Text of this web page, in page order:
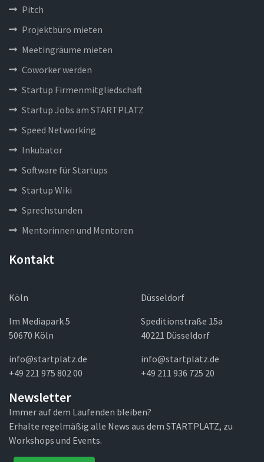
Pitch
Projektbüro mieten
Meetingräume mieten
Coworker werden
Startup Firmenmitgliedschaft
Startup Jobs am STARTPLATZ
Speed Networking
Inkubator
Software für Startups
Startup Wiki
Sprechstunden
Mentorinnen und Mentoren
Kontakt
Köln
Im Mediapark 5
50670 Köln
info@startplatz.de
+49 221 975 802 00
Düsseldorf
Speditionstraße 15a
40221 Düsseldorf
info@startplatz.de
+49 211 936 725 20
Newsletter
Immer auf dem Laufenden bleiben?
Erhalte regelmäßig alle News aus dem STARTPLATZ, zu
Workshops und Events.